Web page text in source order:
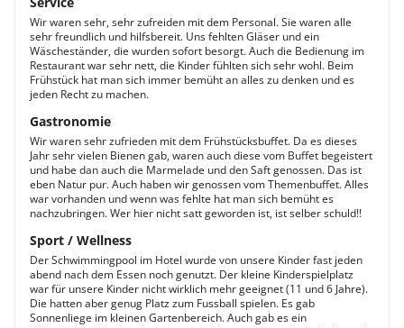
Wir waren sehr, sehr zufreiden mit dem Personal. Sie waren alle
sehr freundlich und hilfsbereit. Uns fehlten Gläser und ein
Wäscheständer, die wurden sofort besorgt. Auch die Bedienung im
Restaurant war sehr nett, die Kinder fühlten sich sehr wohl. Beim
Frühstück hat man sich immer bemüht an alles zu denken und es
jeden Recht zu machen.
Gastronomie
Wir waren sehr zufrieden mit dem Frühstücksbuffet. Da es dieses
Jahr sehr vielen Bienen gab, waren auch diese vom Buffet begeistert
und habe dan auch die Marmelade und den Saft genossen. Das ist
eben Natur pur. Auch haben wir genossen vom Themenbuffet. Alles
war vorhanden und wenn was fehlte hat man sich bemüht es
nachzubringen. Wer hier nicht satt geworden ist, ist selber schuld!!
Sport / Wellness
Der Schwimmingpool im Hotel wurde von unsere Kinder fast jeden
abend nach dem Essen noch genutzt. Der kleine Kinderspielplatz
war für unsere Kinder nicht wirklich mehr geeignet (11 und 6 Jahre).
Die hatten aber genug Platz zum Fussball spielen. Es gab
Sonnenliege im kleinen Gartenbereich. Auch gab es ein